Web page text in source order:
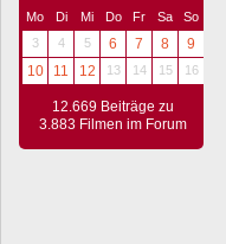
Mo Di Mi Do Fr Sa
So
3
4 5 6 7 8
9
10
11 12 13 14 15 16
12.669 Beiträge zu
3.883 Filmen im Forum